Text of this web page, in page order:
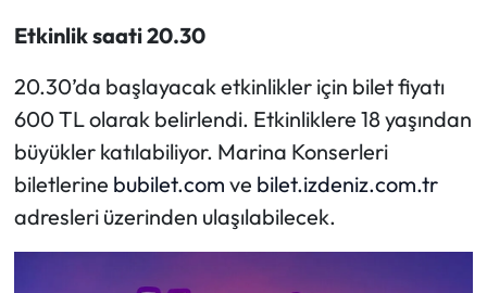
Etkinlik saati 20.30
20.30’da başlayacak etkinlikler için bilet fiyatı
600 TL olarak belirlendi. Etkinliklere 18 yaşından
büyükler katılabiliyor. Marina Konserleri
biletlerine bubilet.com ve bilet.izdeniz.com.tr
adresleri üzerinden ulaşılabilecek.